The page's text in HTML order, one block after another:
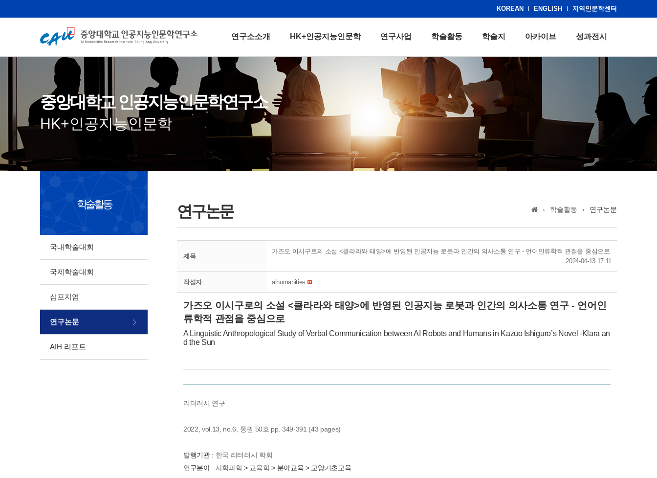
KOREAN ENGLISH 지역인문학센터
연구소소개 HK+인공지능인문학 연구사업 학술활동 학술지 아카이브 성과전시
중앙대학교 인공지능인문학연구소
HK+인공지능인문학
학술활동
국내학술대회
국제학술대회
심포지엄
연구논문
AIH 리포트
› 학술활동 › 연구논문
연구논문
제목
가즈오 이시구로의 소설 <클라라와 태양>에 반영된 인공지능 로봇과 인간의 의사소통 연구 - 언어인류학적 관점을 중심으로
2024-04-13 17:11
작성자 aihumanities
가즈오 이시구로의 소설 <클라라와 태양>에 반영된 인공지능 로봇과 인간의 의사소통 연구 - 언어인
류학적 관점을 중심으로
A Linguistic Anthropological Study of Verbal Communication between AI Robots and Humans in Kazuo Ishiguro’s Novel -Klara an
d the Sun
리터러시 연구
2022, vol.13, no.6, 통권 50호 pp. 349-391 (43 pages)
발행기관 : 한국 리터러시 학회
연구분야 : 사회과학> 교육학> 분야교육 > 교양기초교육